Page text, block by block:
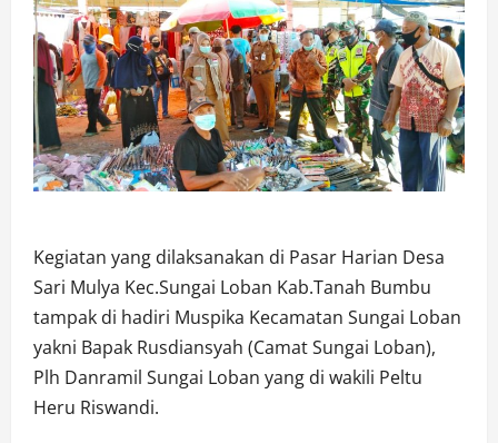
Kegiatan yang dilaksanakan di Pasar Harian Desa
Sari Mulya Kec.Sungai Loban Kab.Tanah Bumbu
tampak di hadiri Muspika Kecamatan Sungai Loban
yakni Bapak Rusdiansyah (Camat Sungai Loban),
Plh Danramil Sungai Loban yang di wakili Peltu
Heru Riswandi.